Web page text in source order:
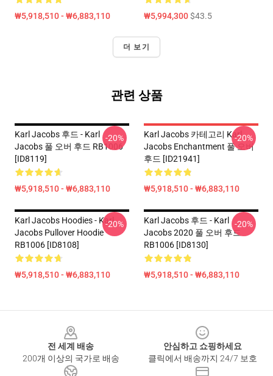
₩5,918,510 - ₩6,883,110 ₩5,994,300$43.5
더 보기
관련 상품
Karl Jacobs 후드 - Karl
Jacobs 풀 오버 후드 RB1006
[ID8119]
₩5,918,510 - ₩6,883,110
-20%
Karl Jacobs 카테고리 Karl
Jacobs Enchantment 풀 오버
후드 [ID21941]
₩5,918,510 - ₩6,883,110
-20%
Karl Jacobs Hoodies - Karl
Jacobs Pullover Hoodie
RB1006 [ID8108]
₩5,918,510 - ₩6,883,110
-20%
Karl Jacobs 후드 - Karl
Jacobs 2020 풀 오버 후드
RB1006 [ID8130]
₩5,918,510 - ₩6,883,110
-20%
전 세계 배송
200개 이상의 국가로 배송
안심하고 쇼핑하세요
클릭에서 배송까지 24/7 보호